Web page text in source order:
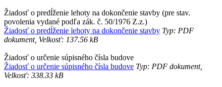
Žiadosť o predĺženie lehoty na dokončenie stavby (pre stav.
povolenia vydané podľa zák. č. 50/1976 Z.z.)
Žiadosť o predĺženie lehoty na dokončenie stavby Typ: PDF
dokument, Velkosť: 137.56 kB
Žiadosť o určenie súpisného čísla budove
Žiadosť o určenie súpisného čísla budove Typ: PDF dokument,
Velkosť: 338.33 kB